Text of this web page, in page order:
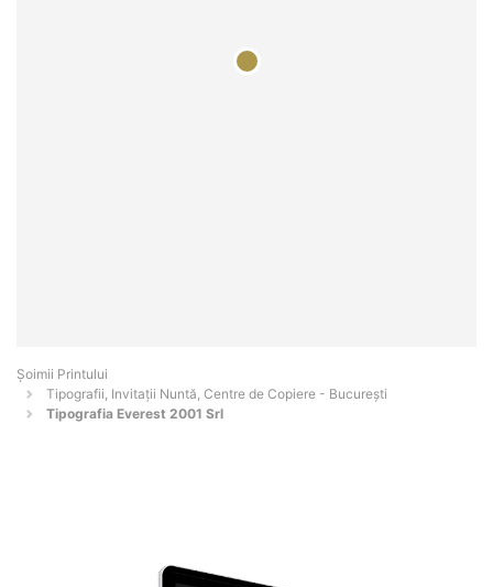
Şoimii Printului
Tipografii, Invitații Nuntă, Centre de Copiere - Bucureşti
Tipografia Everest 2001 Srl